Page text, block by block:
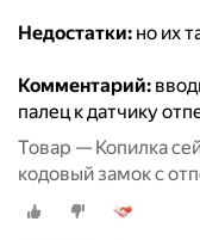
Недостатки: но их
Комментарий:
палец к датчику
Товар — Копилка
кодовый замок с
купюроприемник,
детская